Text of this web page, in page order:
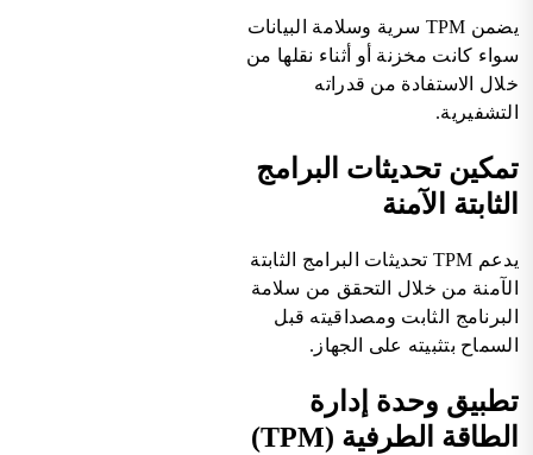
يضمن TPM سرية وسلامة البيانات
سواء كانت مخزنة أو أثناء نقلها من
خلال الاستفادة من قدراته
التشفيرية.
تمكين تحديثات البرامج
الثابتة الآمنة
يدعم TPM تحديثات البرامج الثابتة
الآمنة من خلال التحقق من سلامة
البرنامج الثابت ومصداقيته قبل
السماح بتثبيته على الجهاز.
تطبيق وحدة إدارة
الطاقة الطرفية (TPM)